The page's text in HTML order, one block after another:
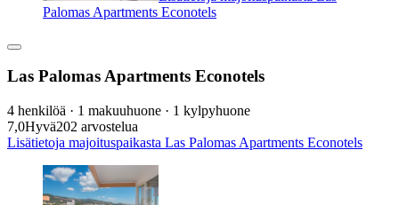
Palomas Apartments Econotels
Las Palomas Apartments Econotels
4 henkilöä · 1 makuuhuone · 1 kylpyhuone
7,0Hyvä202 arvostelua
Lisätietoja majoituspaikasta Las Palomas Apartments Econotels